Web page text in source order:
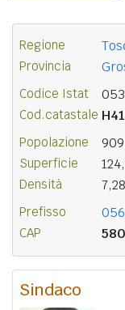
Regione
Provincia
Codice Istat
Cod.catastale
Popolazione 909
Superficie
Densità 7,28
Prefisso
CAP
Sindaco